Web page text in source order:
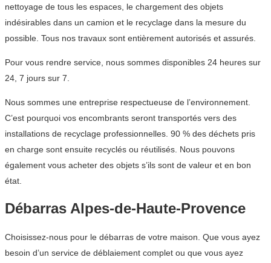
nettoyage de tous les espaces, le chargement des objets
indésirables dans un camion et le recyclage dans la mesure du
possible. Tous nos travaux sont entièrement autorisés et assurés.
Pour vous rendre service, nous sommes disponibles 24 heures sur
24, 7 jours sur 7.
Nous sommes une entreprise respectueuse de l’environnement.
C’est pourquoi vos encombrants seront transportés vers des
installations de recyclage professionnelles. 90 % des déchets pris
en charge sont ensuite recyclés ou réutilisés. Nous pouvons
également vous acheter des objets s’ils sont de valeur et en bon
état.
Débarras Alpes-de-Haute-Provence
Choisissez-nous pour le débarras de votre maison. Que vous ayez
besoin d’un service de déblaiement complet ou que vous ayez